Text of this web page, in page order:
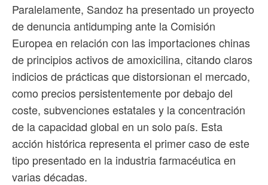
Paralelamente, Sandoz ha presentado un proyecto
de denuncia antidumping ante la Comisión
Europea en relación con las importaciones chinas
de principios activos de amoxicilina, citando claros
indicios de prácticas que distorsionan el mercado,
como precios persistentemente por debajo del
coste, subvenciones estatales y la concentración
de la capacidad global en un solo país. Esta
acción histórica representa el primer caso de este
tipo presentado en la industria farmacéutica en
varias décadas.